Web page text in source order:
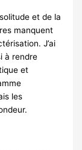
et de la
manquent
J’ai
à rendre
et
les